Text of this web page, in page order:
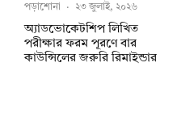
পড়াশোনা · ২৩ জুলাই, ২০২৬
অ্যাডভোকেটশিপ লিখিত
পরীক্ষার ফরম পূরণে বার
কাউন্সিলের জরুরি রিমাইন্ডার